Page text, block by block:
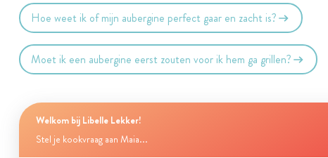
Hoe weet ik of mijn aubergine perfect gaar en zacht is?
Moet ik een aubergine eerst zouten voor ik hem ga grillen?
Welkom bij Libelle Lekker!
Stel je kookvraag aan Maia...